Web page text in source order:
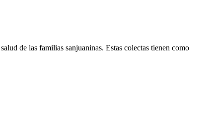
de las familias sanjuaninas. Estas colectas tienen como